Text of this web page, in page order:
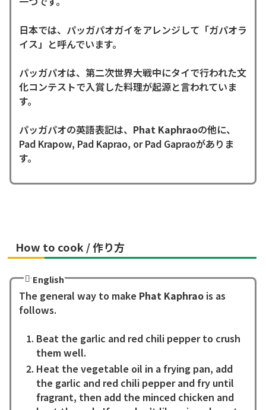
日本では、パッガパオガイをアレンジして「ガパオラ
イス」と呼んでいます。
パッガパオは、第二次世界大戦中にタイで行われた文
化コンテストで入賞した料理が起源と言われていま
す。
パッガパオの英語表記は、 Phat Kaphraoの他に、
Pad Krapow, Pad Kaprao, or Pad Gapraoがありま
す。
How to cook / 作り方
English
The general way to make Phat Kaphraois as
follows.
Beat the garlic and red chili pepper to crush
them well.
Heat the vegetable oil in a frying pan, add
the garlic and red chili pepper and fry until
fragrant, then add the minced chicken and